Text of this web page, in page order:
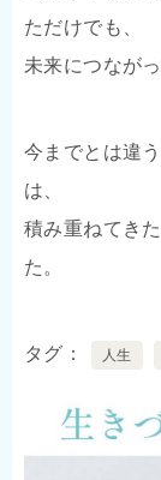
ただけでも、
未来につなが
今までとは違
は、
積み重ねてき
た。
タグ 人生